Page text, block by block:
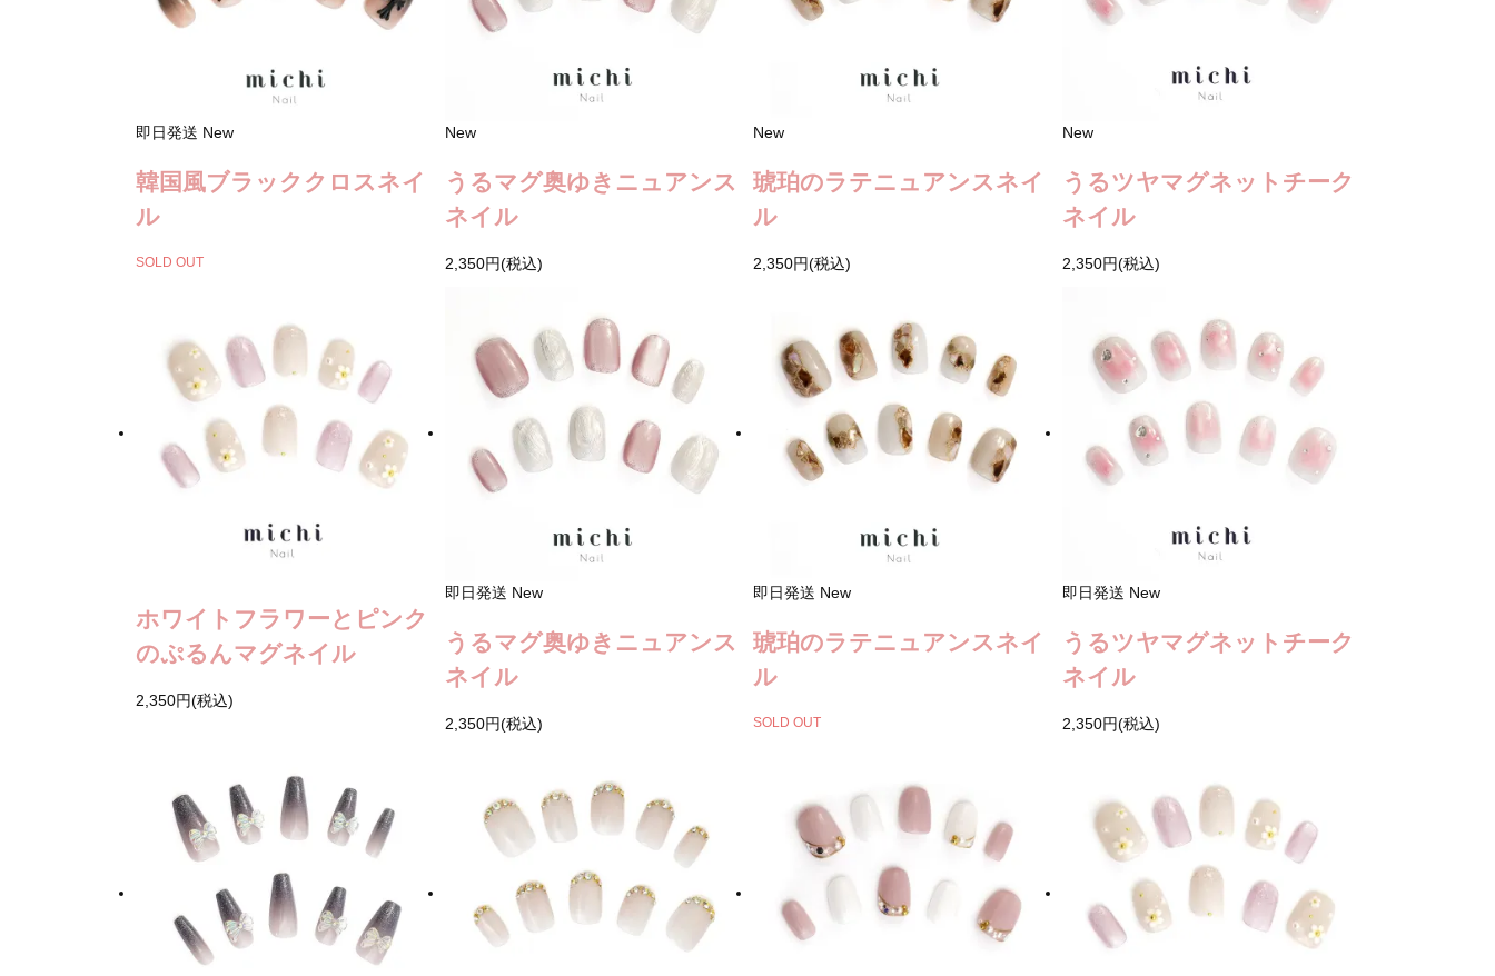
即日発送 New
韓国風ブラッククロスネイ
ル
SOLD OUT
New
うるマグ奥ゆきニュアンス
ネイル
2,350円(税込)
New
琥珀のラテニュアンスネイ
ル
2,350円(税込)
New
うるツヤマグネットチーク
ネイル
2,350円(税込)
ホワイトフラワーとピンク
のぷるんマグネイル
2,350円(税込)
即日発送 New
うるマグ奥ゆきニュアンス
ネイル
2,350円(税込)
即日発送 New
琥珀のラテニュアンスネイ
ル
SOLD OUT
即日発送 New
うるツヤマグネットチーク
ネイル
2,350円(税込)